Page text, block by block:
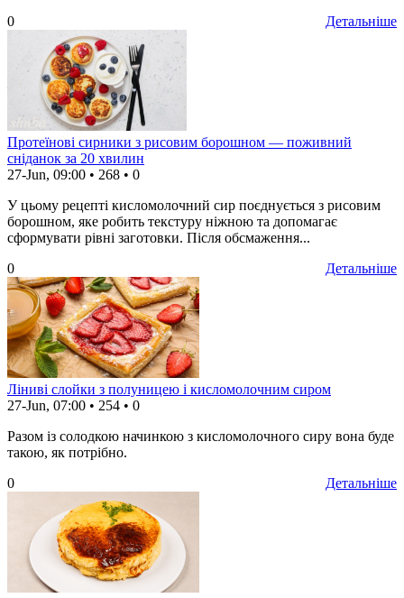
Детальніше
0
Протеїнові сирники з рисовим борошном — поживний
сніданок за 20 хвилин
27-Jun, 09:00 • 268 • 0
У цьому рецепті кисломолочний сир поєднується з рисовим
борошном, яке робить текстуру ніжною та допомагає
сформувати рівні заготовки. Після обсмаження...
Детальніше
0
Ліниві слойки з полуницею і кисломолочним сиром
27-Jun, 07:00 • 254 • 0
Разом із солодкою начинкою з кисломолочного сиру вона буде
такою, як потрібно.
Детальніше
0